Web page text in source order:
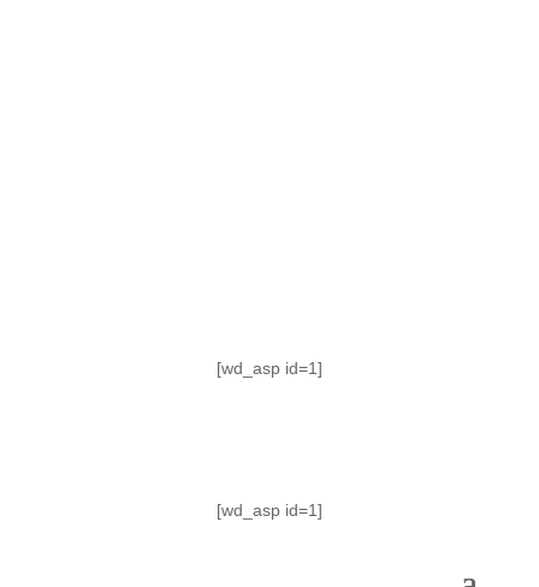
[wd_asp id=1]
[wd_asp id=1]